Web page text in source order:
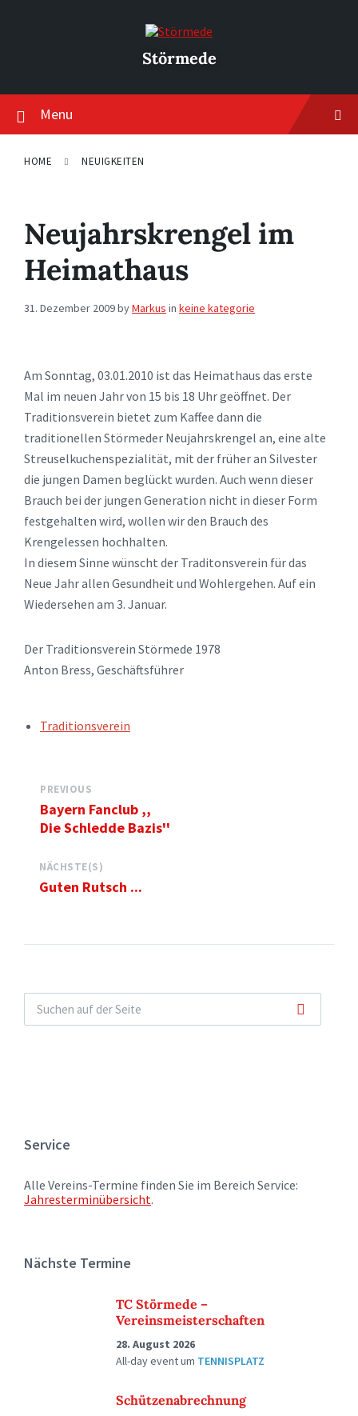
Störmede
Menu
HOME NEUIGKEITEN
Neujahrskrengel im
Heimathaus
31. Dezember 2009byMarkus in keine kategorie
Am Sonntag, 03.01.2010 ist das Heimathaus das erste
Mal im neuen Jahr von 15 bis 18 Uhr geöffnet. Der
Traditionsverein bietet zum Kaffee dann die
traditionellen Störmeder Neujahrskrengel an, eine alte
Streuselkuchenspezialität, mit der früher an Silvester
die jungen Damen beglückt wurden. Auch wenn dieser
Brauch bei der jungen Generation nicht in dieser Form
festgehalten wird, wollen wir den Brauch des
Krengelessen hochhalten.
In diesem Sinne wünscht der Traditonsverein für das
Neue Jahr allen Gesundheit und Wohlergehen. Auf ein
Wiedersehen am 3. Januar.
Der Traditionsverein Störmede 1978
Anton Bress, Geschäftsführer
TAGS:Traditionsverein
PREVIOUS
Bayern Fanclub ,,
Die Schledde Bazis''
NÄCHSTE(S)
Guten Rutsch ...
Service
Alle Vereins-Termine finden Sie im Bereich Service:
Jahresterminübersicht.
Nächste Termine
TC Störmede –
Vereinsmeisterschaften
28. August 2026
All-day eventum TENNISPLATZ
Schützenabrechnung